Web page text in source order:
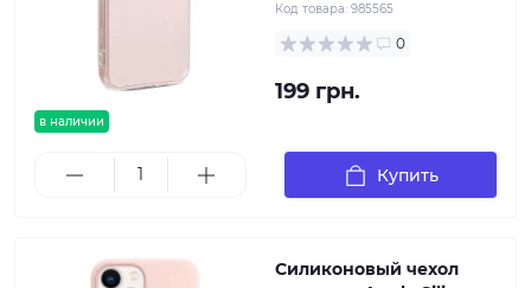
в наличии
Код товара: 985565
0
199 грн.
Купить
Силиконовый чехол